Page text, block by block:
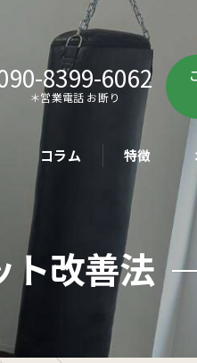
8399-6062
＊営業電話 お断り
コラム 特徴
ボクササイズ
パーソナル
ボディメイク
初心者
ト改善法